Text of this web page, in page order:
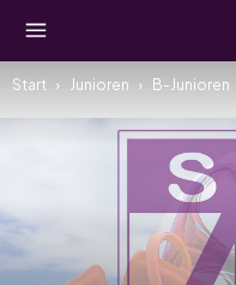
Start Junioren B-Junioren